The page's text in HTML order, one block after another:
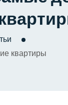
квартиры